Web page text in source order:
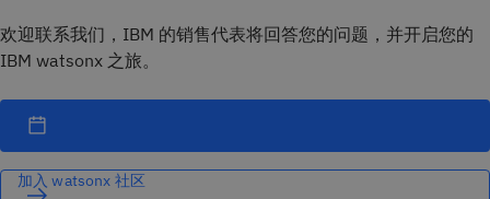
欢迎联系我们，IBM 的销售代表将回答您的问题，并开启您的
IBM watsonx 之旅。
加入 watsonx 社区